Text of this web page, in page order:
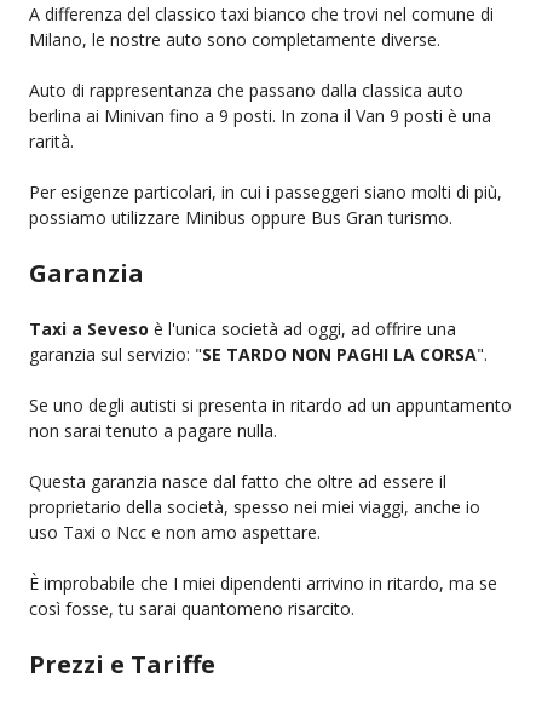
A differenza del classico taxi bianco che trovi nel comune di
Milano, le nostre auto sono completamente diverse.
Auto di rappresentanza che passano dalla classica auto
berlina ai Minivan fino a 9 posti. In zona il Van 9 posti è una
rarità.
Per esigenze particolari, in cui i passeggeri siano molti di più,
possiamo utilizzare Minibus oppure Bus Gran turismo.
Garanzia
Taxi a Seveso è l'unica società ad oggi, ad offrire una
garanzia sul servizio: "SE TARDO NON PAGHI LA CORSA".
Se uno degli autisti si presenta in ritardo ad un appuntamento
non sarai tenuto a pagare nulla.
Questa garanzia nasce dal fatto che oltre ad essere il
proprietario della società, spesso nei miei viaggi, anche io
uso Taxi o Ncc e non amo aspettare.
È improbabile che I miei dipendenti arrivino in ritardo, ma se
così fosse, tu sarai quantomeno risarcito.
Prezzi e Tariffe